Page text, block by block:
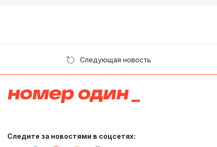
Следующая новость
Следите за новостями в соцсетях: